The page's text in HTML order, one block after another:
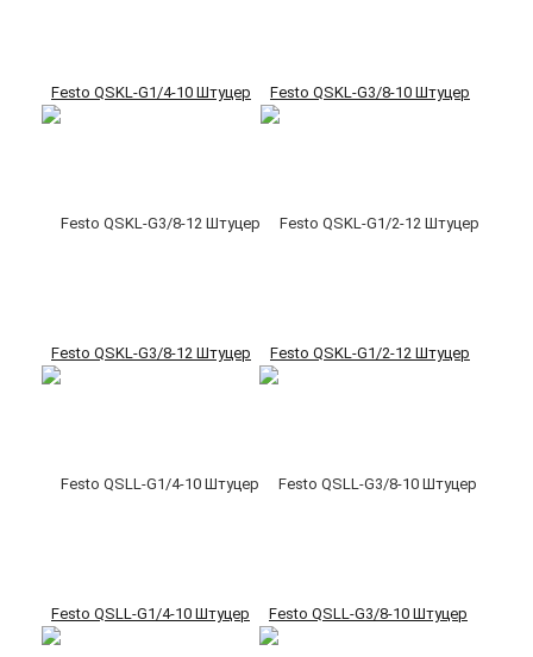
Festo QSKL-G1/4-10 Штуцер Festo QSKL-G3/8-10 Штуцер
Festo QSKL-G3/8-12 Штуцер Festo QSKL-G1/2-12 Штуцер
Festo QSLL-G1/4-10 Штуцер Festo QSLL-G3/8-10 Штуцер